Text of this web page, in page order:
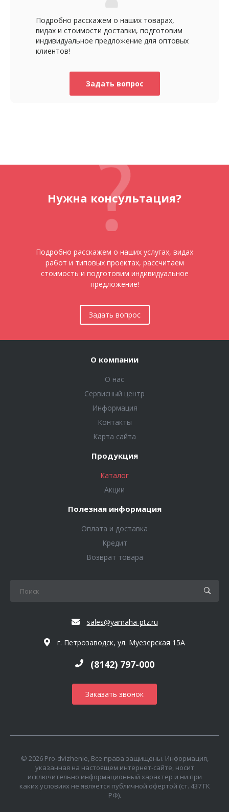
Подробно расскажем о наших товарах,
видах и стоимости доставки, подготовим
индивидуальное предложение для оптовых
клиентов!
Задать вопрос
Нужна консультация?
Подробно расскажем о наших услугах, видах
работ и типовых проектах, рассчитаем
стоимость и подготовим индивидуальное
предложение!
Задать вопрос
О компании
О нас
Сервисный центр
Информация
Контакты
Карта сайта
Продукция
Каталог
Акции
Полезная информация
Оплата и доставка
Кредит
Возврат товара
sales@yamaha-ptz.ru
г. Петрозаводск, ул. Муезерская 15А
(8142) 797-000
Заказать звонок
© 2026 Pro-dvizhenie, Все права защищены. Информация,
указанная на настоящем интернет-сайте, носит
исключительно информационный характер и ни при
каких условиях не является публичной офертой (ст. 437 ГК
РФ).